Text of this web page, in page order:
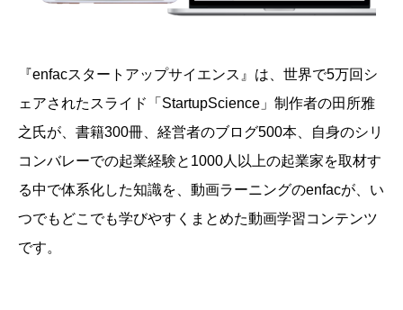
『enfacスタートアップサイエンス』は、 世界で5万回シ
ェアされたスライド「StartupScience」制作者の田所雅
之氏が、書籍300冊、経営者のブログ500本、自身のシリ
コンバレーでの起業経験と1000人以上の起業家を取材す
る中で体系化した知識を、動画ラーニングのenfacが、い
つでもどこでも学びやすくまとめた動画学習コンテンツ
です。